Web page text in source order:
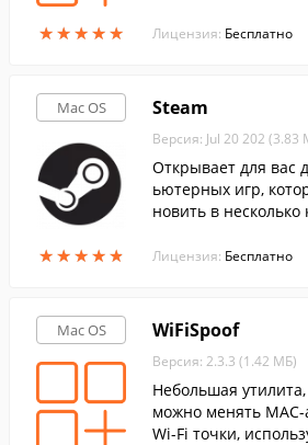
★★★★★
★★★★★ Лицензия: Бесплатно
Mac OS
★★★★★
★★★★★
Steam
Версия: Jul 20 202 (3.83
Открывает для вас
ьютерных игр,
новить в
шь в нескольких
Лицензия: Бесплатно
Mac OS WiFiSpoof
Версия: 2.3.3 (1.42 МБ)
Небольшая
можно менять
Wi-Fi точки,